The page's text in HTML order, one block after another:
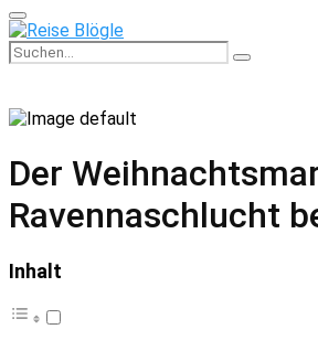
Primary
Menu
Search
for:
Search
Der
Ravennaschlucht
Inhalt